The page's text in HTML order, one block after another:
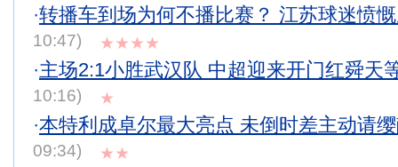
·转播车到场为何不播比赛？ 江苏球迷愤
10:47)
★★★★
·主场2:1小胜武汉队 中超迎来开门红舜天
10:16)
★
·本特利成卓尔最大亮点 未倒时差主动请
09:34)
★★